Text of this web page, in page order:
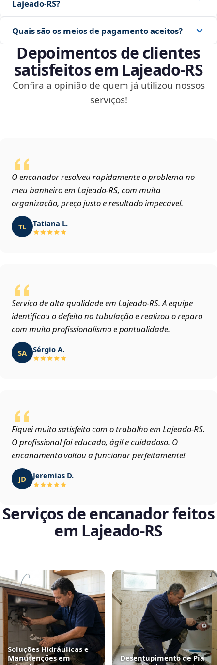
Lajeado‑RS?
Quais são os meios de pagamento aceitos?
Depoimentos de clientes
satisfeitos em Lajeado‑RS
Confira a opinião de quem já utilizou nossos
serviços!
O encanador resolveu rapidamente o problema no
meu banheiro em Lajeado‑RS, com muita
organização, preço justo e resultado impecável.
TL Tatiana L.
Serviço de alta qualidade em Lajeado‑RS. A equipe
identificou o defeito na tubulação e realizou o reparo
com muito profissionalismo e pontualidade.
SA Sérgio A.
Fiquei muito satisfeito com o trabalho em Lajeado‑RS.
O profissional foi educado, ágil e cuidadoso. O
encanamento voltou a funcionar perfeitamente!
JD Jeremias D.
Serviços de encanador feitos
em Lajeado‑RS
Soluções Hidráulicas e
Manutenções em
Desentupimento de Pia